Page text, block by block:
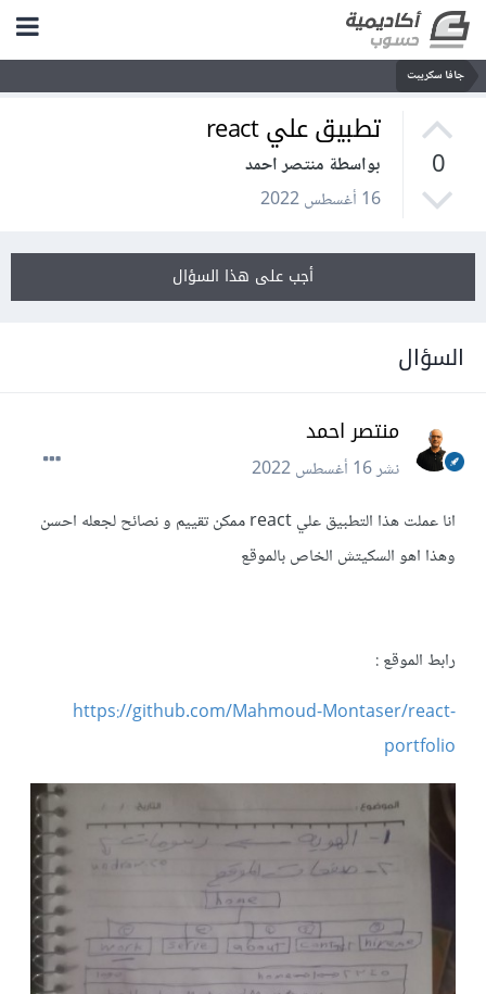
جافا سكريبت
0
تطبيق علي react
بواسطة منتصر احمد
16 أغسطس 2022
أجب على هذا السؤال
السؤال
منتصر احمد
نشر16 أغسطس 2022
انا عملت هذا التطبيق علي react ممكن تقييم و نصائح لجعله احسن
وهذا اهو السكيتش الخاص بالموقع
رابط الموقع :
https://github.com/Mahmoud-Montaser/react-
portfolio